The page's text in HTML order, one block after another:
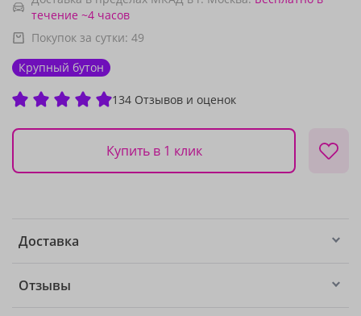
течение ~4 часов
Покупок за сутки: 49
Крупный бутон
134 Отзывов и оценок
Купить в 1 клик
Доставка
Отзывы